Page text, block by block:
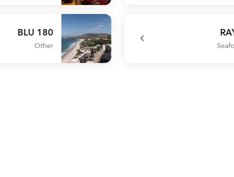
undefined Poolside
undefined KAHANI
180 BLU
Other